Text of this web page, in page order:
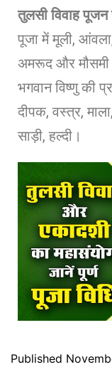
तुलसी विवाह पूजन
पूजा में मूली,
अमरूद और मौसमी
भगवान विष्णु की
दीपक, वस्त्र,
साड़ी, हल्दी।
Published